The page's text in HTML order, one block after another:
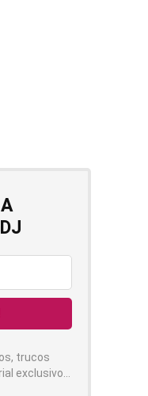
trucos
exclusivo...